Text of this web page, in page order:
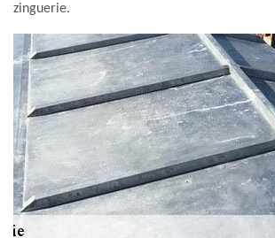
zinguerie.